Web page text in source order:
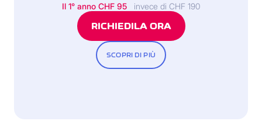
Il 1° anno CHF 95 invece di CHF 190
RICHIEDILA ORA
SCOPRI DI PIÙ